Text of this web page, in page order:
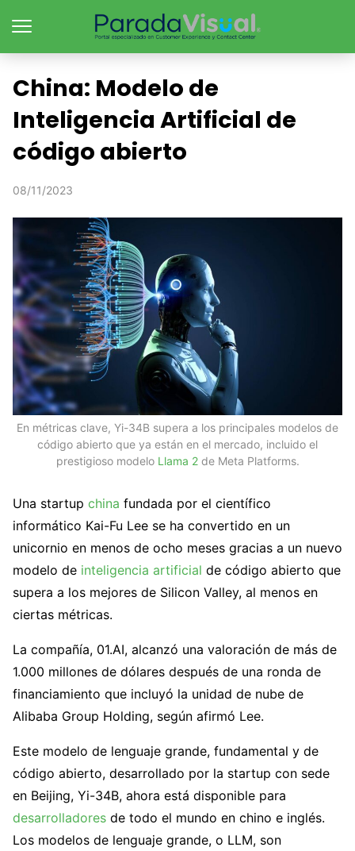
China: Modelo de
Inteligencia Artificial de
código abierto
08/11/2023
En métricas clave, Yi-34B supera a los principales modelos de
código abierto que ya están en el mercado, incluido el
prestigioso modelo Llama 2de Meta Platforms.
Una startup china fundada por el científico
informático Kai-Fu Lee se ha convertido en un
unicornio en menos de ocho meses gracias a un nuevo
modelo de inteligencia artificial de código abierto que
supera a los mejores de Silicon Valley, al menos en
ciertas métricas.
La compañía, 01.AI, alcanzó una valoración de más de
1.000 millones de dólares después de una ronda de
financiamiento que incluyó la unidad de nube de
Alibaba Group Holding, según afirmó Lee.
Este modelo de lenguaje grande, fundamental y de
código abierto, desarrollado por la startup con sede
en Beijing, Yi-34B, ahora está disponible para
desarrolladores de todo el mundo en chino e inglés.
Los modelos de lenguaje grande, o LLM, son